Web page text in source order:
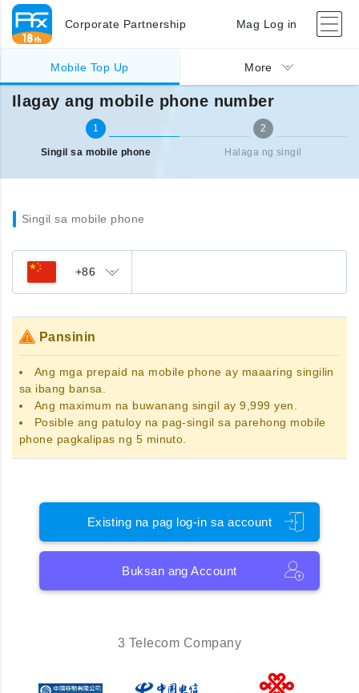
Corporate Partnership Mag Log in
Mobile Top Up More
Singil sa ibang bansa (mobile) Ilagay ang mobile phone number
Ilagay ang mobile phone number
1
Singil sa mobile phone
2
Halaga ng singil
Singil sa mobile phone
+86
Pansinin
Ang mga prepaid na mobile phoneay maaaring singilin
sa ibang bansa.
Ang maximum na buwanang singil ay 9,999 yen.
Posible ang patuloy na pag-singil sa parehong mobile
phone pagkalipas ng 5 minuto.
Existing na pag log-in sa account
Buksan ang Account
3 Telecom Company